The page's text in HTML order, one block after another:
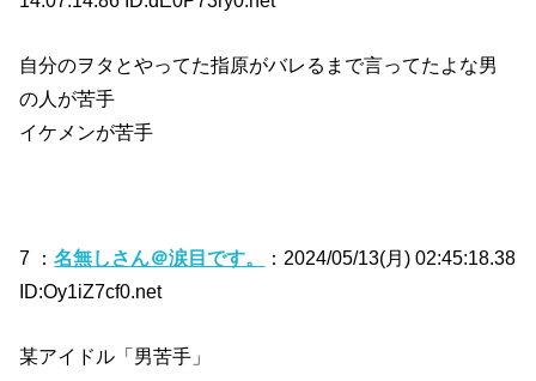
自分のヲタとやってた指原がバレるまで言ってたよな男
の人が苦手
イケメンが苦手
7 ：名無しさん＠涙目です。
：2024/05/13(月) 02:45:18.38
ID:Oy1iZ7cf0.net
某アイドル「男苦手」